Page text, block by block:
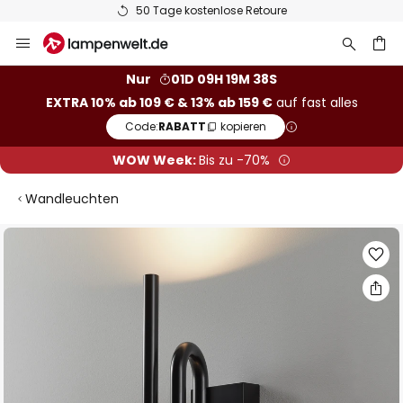
50 Tage kostenlose Retoure
Inhalt
Nur
01D 09H 19M 37S
EXTRA 10% ab 109 € & 13% ab 159 €auf fast alles
Code:RABATT kopieren
WOW Week:Bis zu -70%
Wandleuchten
Zum